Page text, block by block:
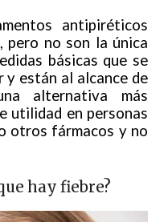
antipiréticos
pero no son la única
básicas que se
y están al alcance de
alternativa más
utilidad en personas
otros fármacos y no
hay fiebre?